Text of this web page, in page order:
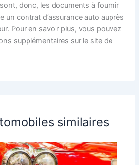
donc, les documents à fournir
un contrat d’assurance auto auprès
Pour en savoir plus, vous pouvez
supplémentaires sur le site de
similaires